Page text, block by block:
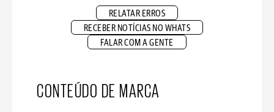
RELATAR ERROS
RECEBER NOTÍCIAS NO WHATS
FALAR COM A GENTE
CONTEÚDO DE MARCA